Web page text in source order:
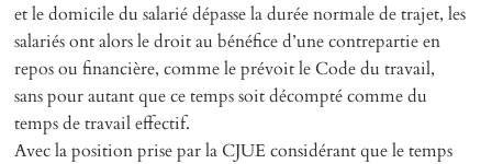
et le domicile du salarié dépasse la durée normale de trajet, les
salariés ont alors le droit au bénéfice d’une contrepartie en
repos ou financière, comme le prévoit le Code du travail,
sans pour autant que ce temps soit décompté comme du
temps de travail effectif.
Avec la position prise par la CJUE considérant que le temps